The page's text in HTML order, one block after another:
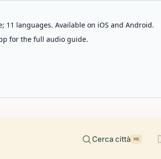
11 languages. Available on iOS and Android.
for the full audio guide.
Cerca città ⌘K